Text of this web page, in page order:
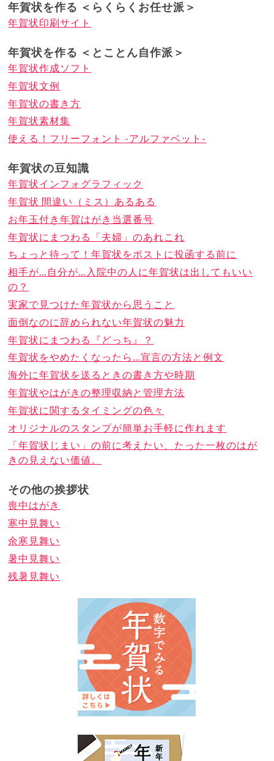
年賀状を作る ＜らくらくお任せ派＞
年賀状印刷サイト
年賀状を作る ＜とことん自作派＞
年賀状作成ソフト
年賀状文例
年賀状の書き方
年賀状素材集
使える！フリーフォント -アルファベット-
年賀状の豆知識
年賀状インフォグラフィック
年賀状 間違い（ミス）あるある
お年玉付き年賀はがき当選番号
年賀状にまつわる「夫婦」のあれこれ
ちょっと待って！年賀状をポストに投函する前に
相手が…自分が…入院中の人に年賀状は出してもいい
の？
実家で見つけた年賀状から思うこと
面倒なのに辞められない年賀状の魅力
年賀状にまつわる『どっち』？
年賀状をやめたくなったら…宣言の方法と例文
海外に年賀状を送るときの書き方や時期
年賀状やはがきの整理収納と管理方法
年賀状に関するタイミングの色々
オリジナルのスタンプが簡単お手軽に作れます
「年賀状じまい」の前に考えたい、たった一枚のはが
きの見えない価値。
その他の挨拶状
喪中はがき
寒中見舞い
余寒見舞い
暑中見舞い
残暑見舞い